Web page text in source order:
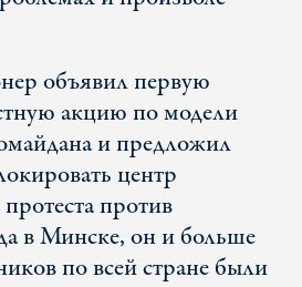
объявил первую
акцию по модели
и предложил
центр
против
в Минске, он и больше
по всей стране были